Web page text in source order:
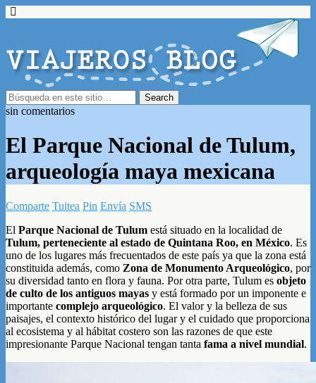
sin comentarios
El Parque Nacional de Tulum,
arqueología maya mexicana
Comparte Tuitea Pin Envía SMS
El Parque Nacional de Tulum está situado en la localidad de
Tulum, perteneciente al estado de Quintana Roo, en México. Es
uno de los lugares más frecuentados de este país ya que la zona está
constituida además, como Zona de Monumento Arqueológico, por
su diversidad tanto en flora y fauna. Por otra parte, Tulum es objeto
de culto de los antiguos mayas y está formado por un imponente e
importante complejo arqueológico. El valor y la belleza de sus
paisajes, el contexto histórico del lugar y el cuidado que proporciona
al ecosistema y al hábitat costero son las razones de que este
impresionante Parque Nacional tengan tanta fama a nivel mundial.